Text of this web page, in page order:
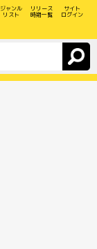
ジャンル
リスト
リリース
時期一覧
サイト
ログイン